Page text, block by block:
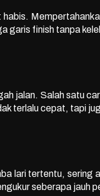
garis finish tanpa
jalan. Salah satu
terlalu cepat, tapi
lari tertentu, sering
seberapa jauh